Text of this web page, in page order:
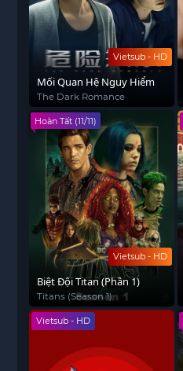
Vietsub - HD
Mối Quan Hệ Nguy Hiểm
The Dark Romance
Vietsub - HD
Hoàn Tất (11/11)
Biệt Đội Titan (Phần 1)
Titans (Season 1)
Vietsub - HD